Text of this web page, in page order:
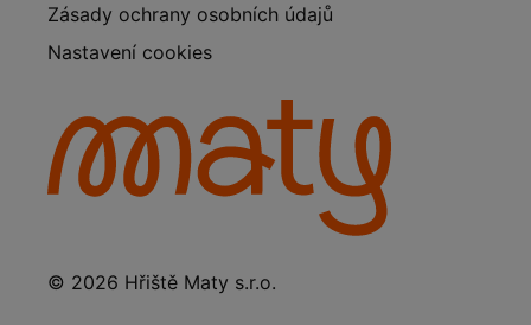
Zásady ochrany osobních údajů
Nastavení cookies
© 2026 Hřiště Maty s.r.o.